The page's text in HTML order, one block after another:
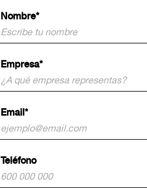
Nombre*
Empresa*
Email*
Teléfono